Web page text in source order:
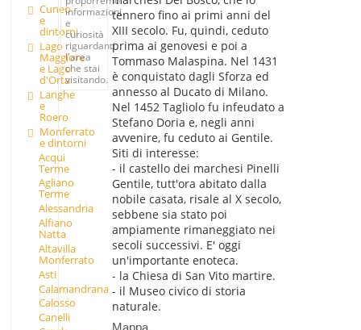
Cuneo
e
dintorni
Lago
Maggiore
e Lago
d'Orta
Langhe
e
Roero
Monferrato
e dintorni
Acqui
Terme
Agliano
Terme
Alessandria
Alfiano
Natta
Altavilla
Monferrato
Asti
Calamandrana
Calosso
Canelli
informazioni
e
curiosità
riguardanti
l'area
che stai
visitando.
tennero fino ai primi anni del
XIII secolo. Fu, quindi, ceduto
prima ai genovesi e poi a
Tommaso Malaspina. Nel 1431
è conquistato dagli Sforza ed
annesso al Ducato di Milano.
Nel 1452 Tagliolo fu infeudato a
Stefano Doria e, negli anni
avvenire, fu ceduto ai Gentile.
Siti di interesse:
- il castello dei marchesi Pinelli
Gentile, tutt'ora abitato dalla
nobile casata, risale al X secolo,
sebbene sia stato poi
ampiamente rimaneggiato nei
secoli successivi. E' oggi
un'importante enoteca.
- la Chiesa di San Vito martire.
- il Museo civico di storia
naturale.
Mappa